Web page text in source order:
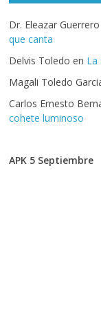
Dr. Eleazar
que canta
Delvis Toledo en La
Magali Toledo
Carlos Ernesto
cohete luminoso
APK 5 Septiembre